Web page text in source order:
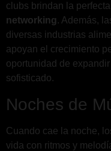
clubs brindan la
networking . Además,
diversas industrias
apoyan el crecimiento
oportunidad de
sofisticado.
Noches de
Cuando cae la noche,
vida con ritmos y